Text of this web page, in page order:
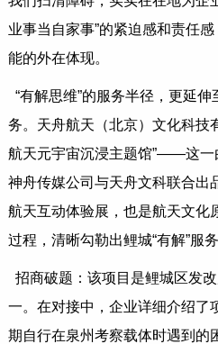
业事当自家事”的紧迫感和责任
能的外在体现。
“有解思维”的服务半径，更延
务。天舟航天（北京）文化科技
航天元宇宙沉浸主题馆”——这一
神舟传媒公司与天舟文科联合出
航天互动体验展，也是航天文化
过程，清晰勾勒出鲤城“有解”服
招商破题：该项目是鲤城区发
一。在对接中，企业详细介绍了
期自行在泉州考察载体时遇到的